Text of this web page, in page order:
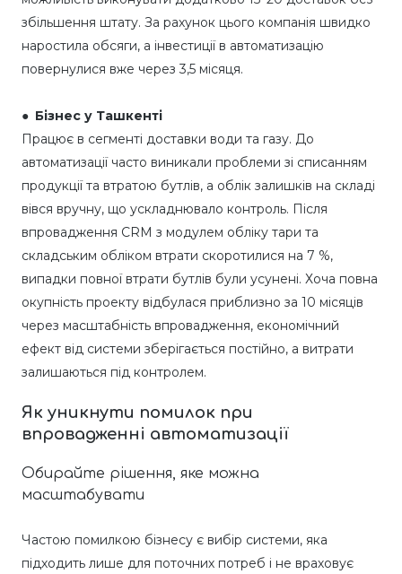
збільшення штату. За рахунок цього компанія швидко
наростила обсяги, а інвестиції в автоматизацію
повернулися вже через 3,5 місяця.
● Бізнес у Ташкенті
Працює в сегменті доставки води та газу. До
автоматизації часто виникали проблеми зі списанням
продукції та втратою бутлів, а облік залишків на складі
вівся вручну, що ускладнювало контроль. Після
впровадження CRM з модулем обліку тари та
складським обліком втрати скоротилися на 7 %,
випадки повної втрати бутлів були усунені. Хоча повна
окупність проекту відбулася приблизно за 10 місяців
через масштабність впровадження, економічний
ефект від системи зберігається постійно, а витрати
залишаються під контролем.
Як уникнути помилок при
впровадженні автоматизації
Обирайте рішення, яке можна
масштабувати
Частою помилкою бізнесу є вибір системи, яка
підходить лише для поточних потреб і не враховує